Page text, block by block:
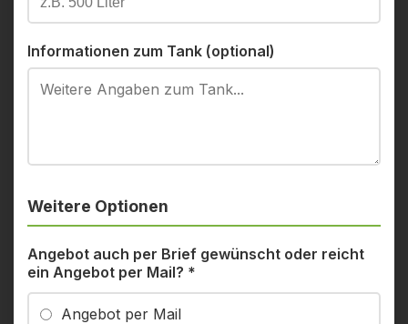
Informationen zum Tank (optional)
Weitere Optionen
Angebot auch per Brief gewünscht oder reicht
ein Angebot per Mail? *
Angebot per Mail